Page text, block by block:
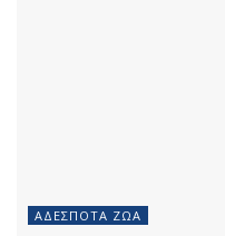
ΑΔΈΣΠΟΤΑ ΖΏΑ